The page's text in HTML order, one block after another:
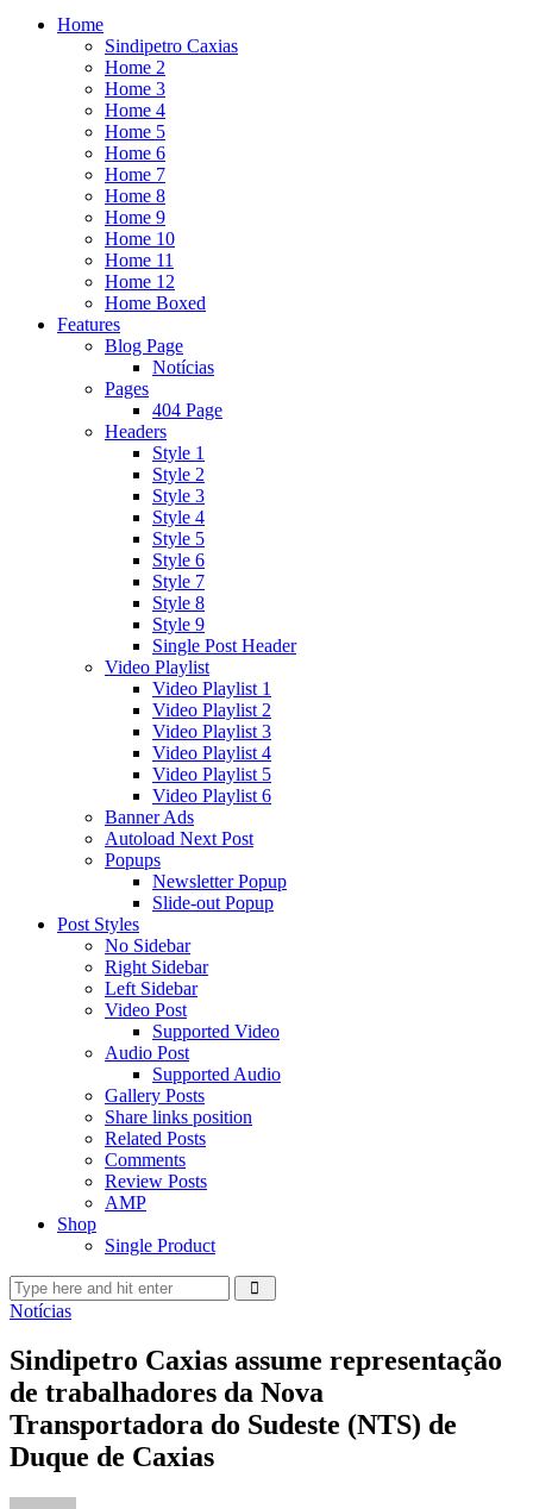
Home
Sindipetro Caxias
Home 2
Home 3
Home 4
Home 5
Home 6
Home 7
Home 8
Home 9
Home 10
Home 11
Home 12
Home Boxed
Features
Blog Page
Notícias
Pages
404 Page
Headers
Style 1
Style 2
Style 3
Style 4
Style 5
Style 6
Style 7
Style 8
Style 9
Single Post Header
Video Playlist
Video Playlist 1
Video Playlist 2
Video Playlist 3
Video Playlist 4
Video Playlist 5
Video Playlist 6
Banner Ads
Autoload Next Post
Popups
Newsletter Popup
Slide-out Popup
Post Styles
No Sidebar
Right Sidebar
Left Sidebar
Video Post
Supported Video
Audio Post
Supported Audio
Gallery Posts
Share links position
Related Posts
Comments
Review Posts
AMP
Shop
Single Product
Notícias
Sindipetro Caxias assume representação
de trabalhadores da Nova
Transportadora do Sudeste (NTS) de
Duque de Caxias